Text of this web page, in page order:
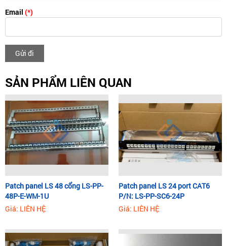
Email (*)
Gửi đi
SẢN PHẨM LIÊN QUAN
Patch panel LS 48 cổng LS-PP-
48P-E-WM-1U
Giá: LIÊN HỆ
Patch panel LS 24 port CAT6
P/N: LS-PP-SC6-24P
Giá: LIÊN HỆ